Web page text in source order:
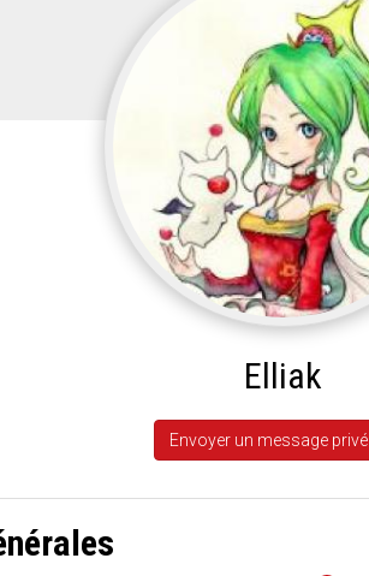
Elliak
Envoyer un message privé